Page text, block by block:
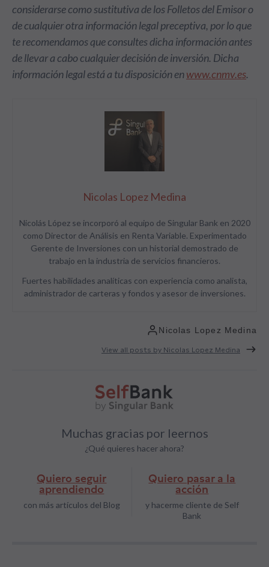
considerarse como sustitutiva de los Folletos del Emisor o
de cualquier otra información legal preceptiva, por lo que
te recomendamos que consultes dicha información antes
de llevar a cabo cualquier decisión de inversión. Dicha
información legal está a tu disposición enwww.cnmv.es.
Nicolas Lopez Medina
Nicolás López se incorporó al equipo de Singular Bank en 2020
como Director de Análisis en Renta Variable. Experimentado
Gerente de Inversiones con un historial demostrado de
trabajo en la industria de servicios financieros.
Fuertes habilidades analíticas con experiencia como analista,
administrador de carteras y fondos y asesor de inversiones.
Nicolas Lopez Medina
View all posts by Nicolas Lopez Medina
Muchas gracias por leernos
¿Qué quieres hacer ahora?
Quiero seguir
aprendiendo
con más artículos del Blog
Quiero pasar a la
acción
y hacerme cliente de Self
Bank